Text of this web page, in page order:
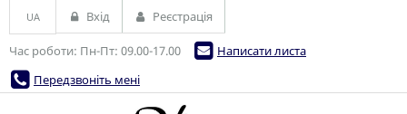
Час роботи: Пн-Пт: 09.00-17.00
Написати листа
Передзвоніть мені
UA Вхід Реєстрація